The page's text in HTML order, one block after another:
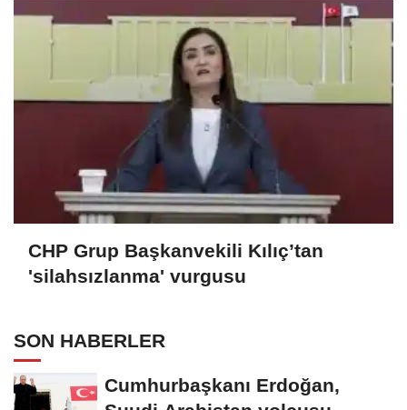
CHP Grup Başkanvekili Kılıç’tan
'silahsızlanma' vurgusu
SON HABERLER
Cumhurbaşkanı Erdoğan,